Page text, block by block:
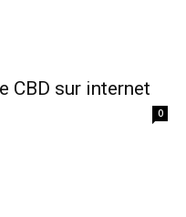
CBD sur internet
0